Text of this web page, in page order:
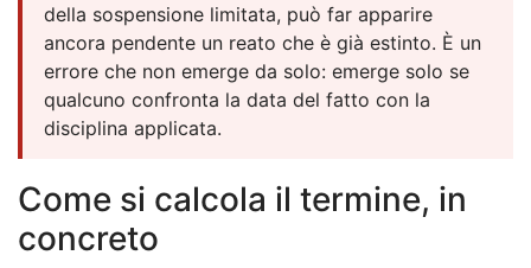
della sospensione limitata, può far apparire
ancora pendente un reato che è già estinto. È un
errore che non emerge da solo: emerge solo se
qualcuno confronta la data del fatto con la
disciplina applicata.
Come si calcola il termine, in
concreto